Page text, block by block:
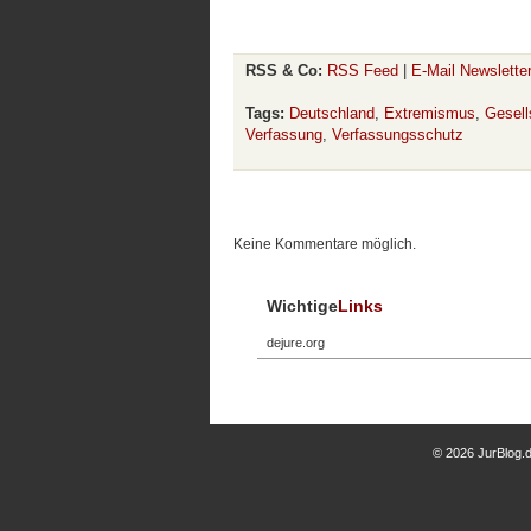
RSS & Co: RSS Feed E-Mail Newsletter
Tags: Deutschland, Extremismus,
Verfassung, Verfassungsschutz
Keine Kommentare möglich.
WichtigeLinks
dejure.org
© 2026